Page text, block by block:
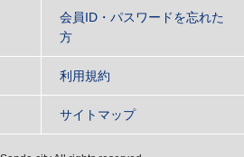
会員ID・パスワードを忘れた
方
利用規約
サイトマップ